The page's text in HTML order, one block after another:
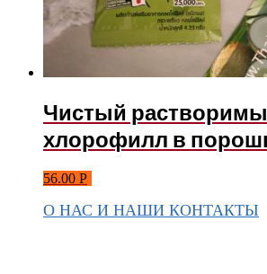
Чистый
хлорофилл в
56.00 Р
О НАС И НАШИ КОНТАКТЫ